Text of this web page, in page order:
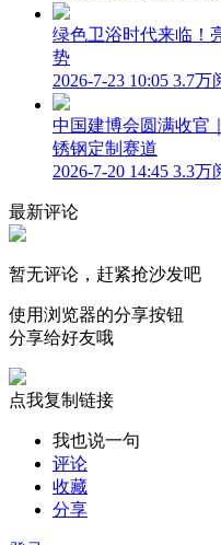
绿色卫浴时代来临！
势
2026-7-23 10:05 3.7万
中国建博会圆满收官
锈钢定制赛道
2026-7-20 14:45 3.3万
最新评论
暂无评论，赶紧抢沙发吧
使用浏览器的分享按钮
分享给好友哦
点我复制链接
我也说一句
评论
收藏
分享